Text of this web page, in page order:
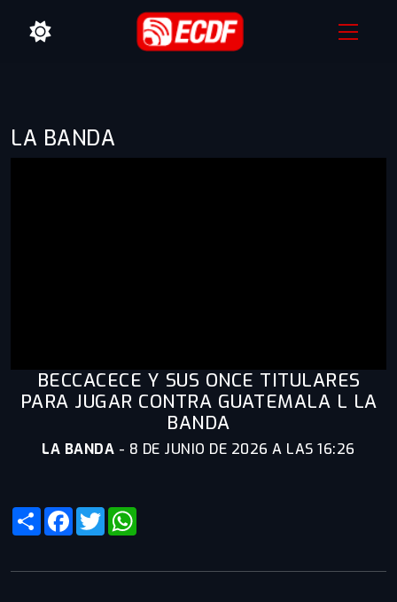
LA BANDA
BECCACECE Y SUS ONCE TITULARES
PARA JUGAR CONTRA GUATEMALA L LA
BANDA
LA BANDA - 8 DE JUNIO DE 2026 A LAS 16:26
ShareFacebook
Twitter